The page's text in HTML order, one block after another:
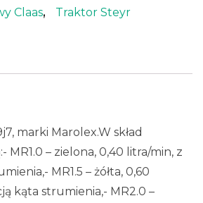
Claas, Traktor Steyr
marki Marolex.W skład
MR1.0 – zielona, 0,40 litra/min, z
MR1.5 – żółta, 0,60
kąta strumienia,- MR2.0 –